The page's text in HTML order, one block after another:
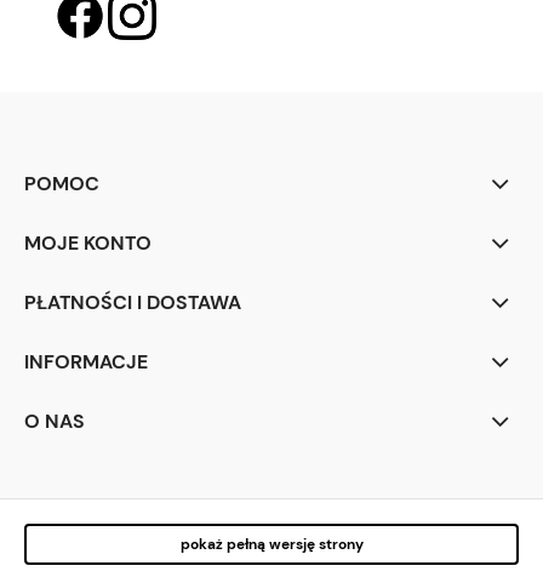
POMOC
MOJE KONTO
PŁATNOŚCI I DOSTAWA
INFORMACJE
O NAS
pokaż pełną wersję strony